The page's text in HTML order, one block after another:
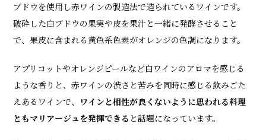
ブドウを使用し赤ワインの製造法で造られているワインです。
破砕した白ブドウの果実や皮を果汁と一緒に発酵させること
で、果皮に含まれる黄色系色素がオレンジの色調になります。
アプリコットやオレンジピールなど白ワインのアロマを感じる
ような香りと、赤ワインの渋さと苦みを同時に感じる飲みごた
えあるワインで、 ワインと相性が良くないように思われる料理
ともマリアージュを発揮できる と話題になっています。